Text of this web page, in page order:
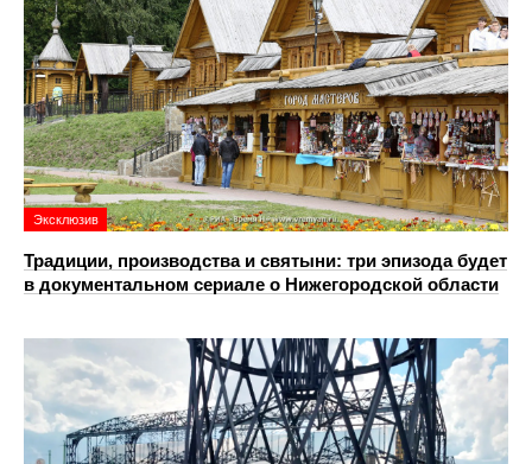
Эксклюзив
Традиции, производства и святыни: три эпизода будет
в документальном сериале о Нижегородской области